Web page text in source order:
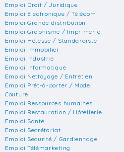
Emploi Droit / Juridique
Emploi Electronique / Télécom
Emploi Grande distribution
Emploi Graphisme / Imprimerie
Emploi Hôtesse / Standardiste
Emploi Immobilier
Emploi Industrie
Emploi Informatique
Emploi Nettoyage / Entretien
Emploi Prêt-à-porter / Mode,
Couture
Emploi Ressources humaines
Emploi Restauration / Hôtellerie
Emploi Santé
Emploi Secrétariat
Emploi Sécurité / Gardiennage
Emploi Télémarketing